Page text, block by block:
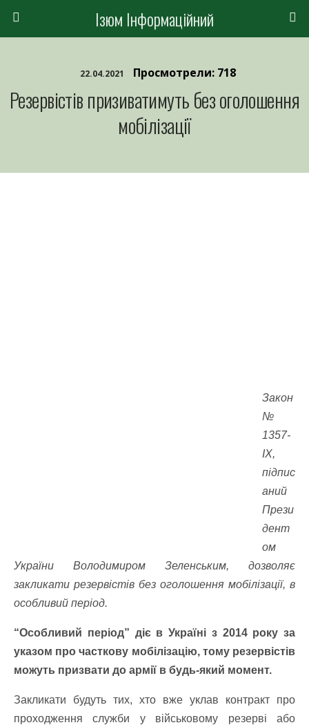
Ізюм Інформаційний
22.04.2021 Просмотрели: 718
Резервістів призиватимуть без оголошення
мобілізації
Закон
№
1357-
ІХ,
підпис
аний
Прези
дент
ом
України Володимиром Зеленським, дозволяє
закликати резервістів без оголошення мобілізації, в
особливий період.
“Особливий період” діє в Україні з 2014 року за
указом про часткову мобілізацію, тому резервістів
можуть призвати до армії в будь-який момент.
Закликати будуть тих, хто вже уклав контракт про
проходження служби у військовому резерві або